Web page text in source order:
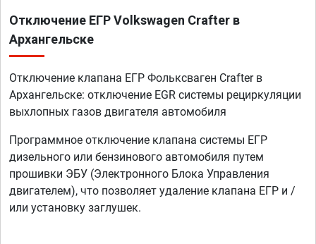
Отключение ЕГР Volkswagen Crafter в
Архангельске
Отключение клапана ЕГР Фольксваген Crafter в
Архангельске: отключение EGR системы рециркуляции
выхлопных газов двигателя автомобиля
Программное отключение клапана системы ЕГР
дизельного или бензинового автомобиля путем
прошивки ЭБУ (Электронного Блока Управления
двигателем), что позволяет удаление клапана ЕГР и /
или установку заглушек.